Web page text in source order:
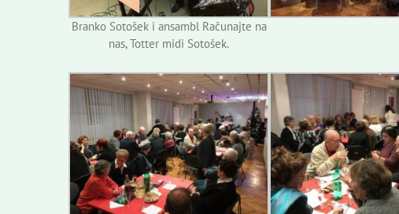
Branko Sotošek i ansambl Računajte na
nas, Totter midi Sotošek.